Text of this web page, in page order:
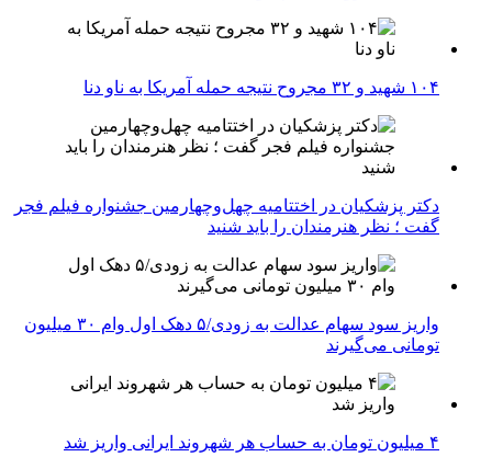
۱۰۴ شهید و ۳۲ مجروح نتیجه حمله آمریکا به ناو دنا
دکتر پزشکیان در اختتامیه چهل‌وچهارمین جشنواره فیلم فجر
گفت ؛ نظر هنرمندان را باید شنید
واریز سود سهام عدالت به زودی/۵ دهک اول وام ۳۰ میلیون
تومانی می‌گیرند
۴ میلیون تومان به حساب هر شهروند ایرانی واریز شد